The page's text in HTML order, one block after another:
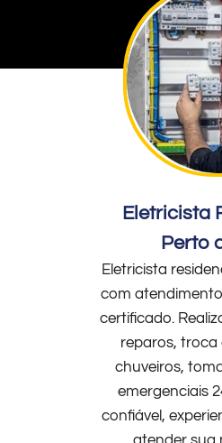
Eletricista
Perto
Eletricista
com
certificado.
reparos, troca
chuveiros,
emergenciais
confiável,